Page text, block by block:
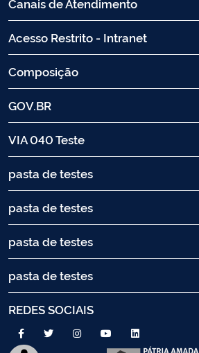
Acesso Restrito - Intranet
Composição
GOV.BR
VIA 040 Teste
pasta de testes
pasta de testes
pasta de testes
pasta de testes
REDES SOCIAIS